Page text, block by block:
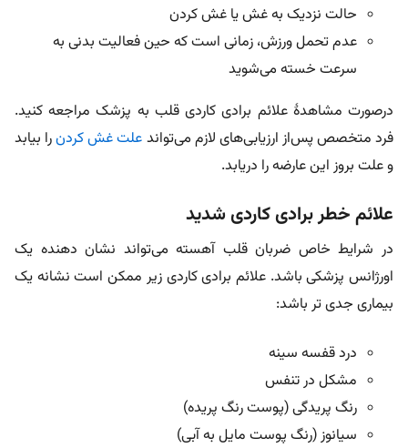
حالت نزدیک به غش یا غش کردن
عدم تحمل ورزش، زمانی است که حین فعالیت بدنی به
سرعت خسته می‌شوید
درصورت مشاهدۀ علائم برادی کاردی قلب به پزشک مراجعه کنید.
فرد متخصص پس‌از ارزیابی‌های لازم می‌تواند علت غش کردنرا بیابد
و علت بروز این عارضه را دریابد.
علائم خطر برادی کاردی شدید
در شرایط خاص ضربان قلب آهسته می‌تواند نشان دهنده یک
اورژانس پزشکی باشد. علائم برادی کاردی زیر ممکن است نشانه یک
بیماری جدی تر باشد:
درد قفسه سینه
مشکل در تنفس
رنگ پریدگی (پوست رنگ پریده)
سیانوز (رنگ پوست مایل به آبی)